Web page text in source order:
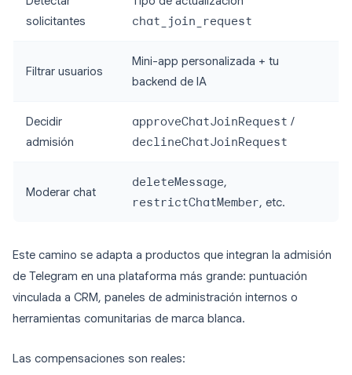
solicitantes
chat_join_request
Filtrar usuarios
Mini-app personalizada + tu
backend de IA
Decidir
admisión
approveChatJoinRequest /
declineChatJoinRequest
Moderar chat
deleteMessage,
restrictChatMember, etc.
Este camino se adapta a productos que integran la admisión
de Telegram en una plataforma más grande: puntuación
vinculada a CRM, paneles de administración internos o
herramientas comunitarias de marca blanca.
Las compensaciones son reales: